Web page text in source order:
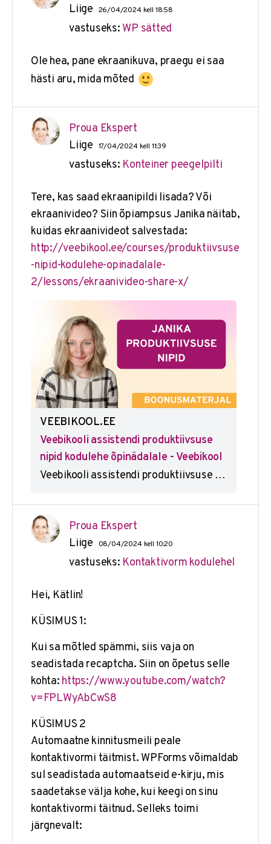
Liige
26/04/2024 kell 18:58
vastuseks: WP sätted
Ole hea, pane ekraanikuva, praegu ei saa
hästi aru, mida mõted
Proua Ekspert
Liige
17/04/2024 kell 11:39
vastuseks: Konteiner peegelpilti
Tere, kas saad ekraanipildi lisada? Või
ekraanivideo? Siin õpiampsus Janika näitab,
kuidas ekraanivideot salvestada:
http://veebikool.ee/courses/produktiivsuse
-nipid-kodulehe-opinadalale-
2/lessons/ekraanivideo-share-x/
VEEBIKOOL.EE
Veebikooli assistendi produktiivsuse
nipid kodulehe õpinädalale - Veebikool
Veebikooli assistendi produktiivsuse nipid kodulehe õpinädalale - Veebikool
Proua Ekspert
Liige
08/04/2024 kell 10:20
vastuseks: Kontaktivorm kodulehel
Hei, Kätlin!
KÜSIMUS 1:
Kui sa mõtled spämmi, siis vaja on
seadistada recaptcha. Siin on õpetus selle
kohta: https://www.youtube.com/watch?
v=FPLWyAbCwS8
KÜSIMUS 2
Automaatne kinnitusmeili peale
kontaktivormi täitmist. WPForms võimaldab
sul seadistada automaatseid e-kirju, mis
saadetakse välja kohe, kui keegi on sinu
kontaktivormi täitnud. Selleks toimi
järgnevalt: